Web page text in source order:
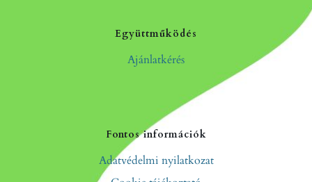
Együttműködés
Ajánlatkérés
Fontos információk
Adatvédelmi nyilatkozat